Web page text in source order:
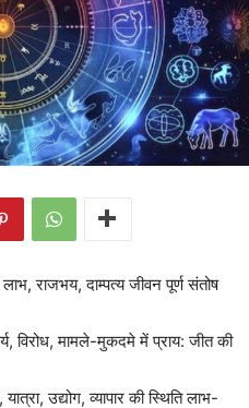
राजभय, दाम्पत्य जीवन पूर्ण संतोष
विरोध, मामले-मुकदमे में प्राय: जीत की
उद्योग, व्यापार की स्थिति लाभ-